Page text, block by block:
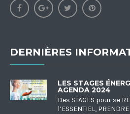
DERNIÈRES
LES STAGES
AGENDA 2024
Des STAGES pour se
l’ESSENTIEL,